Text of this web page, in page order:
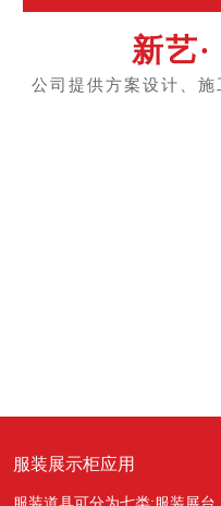
服装展示柜应用